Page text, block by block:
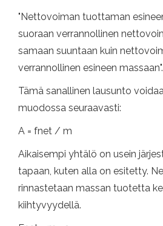
"Nettovoiman tuottaman
suoraan verrannollinen
samaan suuntaan kuin
verrannollinen esineen massaan".
Tämä sanallinen lausunto
muodossa seuraavasti:
A = fnet / m
Aikaisempi yhtälö on usein
tapaan, kuten alla on esitetty.
rinnastetaan massan tuotetta
kiihtyvyydellä.